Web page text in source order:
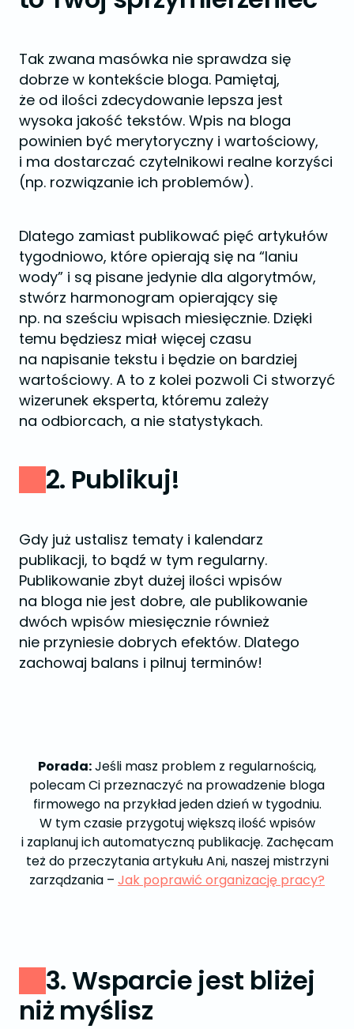
Tak zwana masówka nie sprawdza się
dobrze w kontekście bloga. Pamiętaj,
że od ilości zdecydowanie lepsza jest
wysoka jakość tekstów. Wpis na bloga
powinien być merytoryczny i wartościowy,
i ma dostarczać czytelnikowi realne korzyści
(np. rozwiązanie ich problemów).
Dlatego zamiast publikować pięć artykułów
tygodniowo, które opierają się na “laniu
wody” i są pisane jedynie dla algorytmów,
stwórz harmonogram opierający się
np. na sześciu wpisach miesięcznie. Dzięki
temu będziesz miał więcej czasu
na napisanie tekstu i będzie on bardziej
wartościowy. A to z kolei pozwoli Ci stworzyć
wizerunek eksperta, któremu zależy
na odbiorcach, a nie statystykach.
2. Publikuj!
Gdy już ustalisz tematy i kalendarz
publikacji, to bądź w tym regularny.
Publikowanie zbyt dużej ilości wpisów
na bloga nie jest dobre, ale publikowanie
dwóch wpisów miesięcznie również
nie przyniesie dobrych efektów. Dlatego
zachowaj balans i pilnuj terminów!
Porada:Jeśli masz problem z regularnością,
polecam Ci przeznaczyć na prowadzenie bloga
firmowego na przykład jeden dzień w tygodniu.
W tym czasie przygotuj większą ilość wpisów
i zaplanuj ich automatyczną publikację. Zachęcam
też do przeczytania artykułu Ani, naszej mistrzyni
zarządzania – Jak poprawić organizację pracy?
3. Wsparcie jest bliżej
niż myślisz